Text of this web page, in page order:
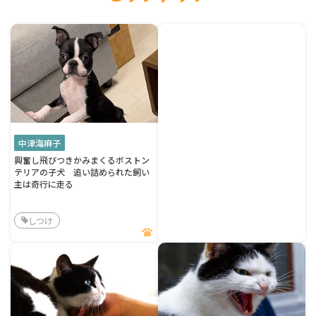
中津海麻子
興奮し飛びつきかみまくるボストン
テリアの子犬 追い詰められた飼い
主は奇行に走る
しつけ